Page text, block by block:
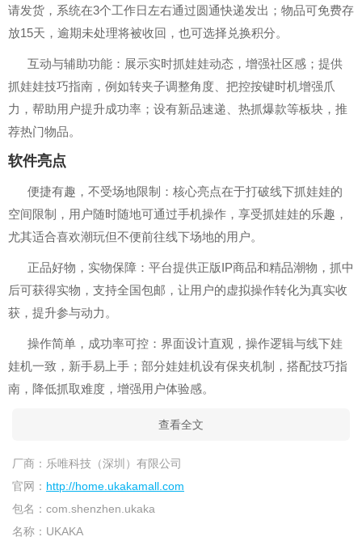
请发货，系统在3个工作日左右通过圆通快递发出；物品可免费存
放15天，逾期未处理将被收回，也可选择兑换积分。
互动与辅助功能：展示实时抓娃娃动态，增强社区感；提供
抓娃娃技巧指南，例如转夹子调整角度、把控按键时机增强爪
力，帮助用户提升成功率；设有新品速递、热抓爆款等板块，推
荐热门物品。
软件亮点
便捷有趣，不受场地限制：核心亮点在于打破线下抓娃娃的
空间限制，用户随时随地可通过手机操作，享受抓娃娃的乐趣，
尤其适合喜欢潮玩但不便前往线下场地的用户。
正品好物，实物保障：平台提供正版IP商品和精品潮物，抓中
后可获得实物，支持全国包邮，让用户的虚拟操作转化为真实收
获，提升参与动力。
操作简单，成功率可控：界面设计直观，操作逻辑与线下娃
娃机一致，新手易上手；部分娃娃机设有保夹机制，搭配技巧指
南，降低抓取难度，增强用户体验感。
查看全文
厂商： 乐唯科技（深圳）有限公司
官网： http://home.ukakamall.com
包名： com.shenzhen.ukaka
名称： UKAKA